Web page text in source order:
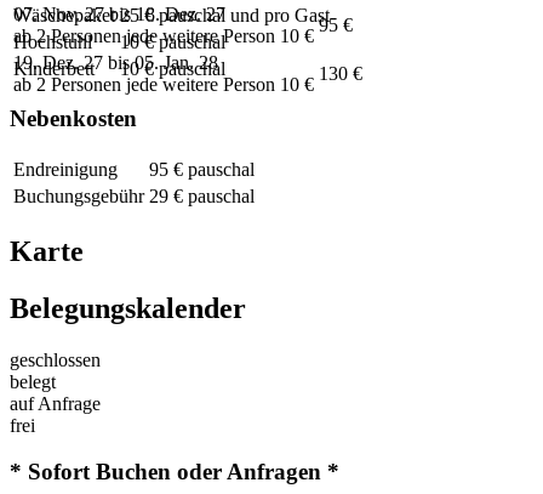
07. Nov. 27 bis 18. Dez. 27
ab 2 Personen jede weitere Person 10 €
95 €
19. Dez. 27 bis 05. Jan. 28
ab 2 Personen jede weitere Person 10 €
130 €
Wäschepaket 25 € pauschal und pro Gast
Hochstuhl
10 € pauschal
Kinderbett
10 € pauschal
Nebenkosten
Endreinigung
95 € pauschal
Buchungsgebühr 29 € pauschal
Karte
Belegungskalender
geschlossen
belegt
auf Anfrage
frei
* Sofort Buchen oder Anfragen *